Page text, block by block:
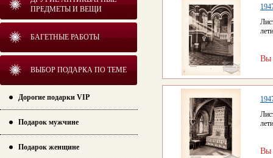
ПРЕДМЕТЫ И ВЕЩИ
БАГЕТНЫЕ РАБОТЫ
ВЫБОР ПОДАРКА ПО ТЕМЕ
Дорогие подарки VIP
Подарок мужчине
Подарок женщине
Вы
Вы